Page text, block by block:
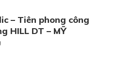
– Tiên phong công
HILL DT – MỸ